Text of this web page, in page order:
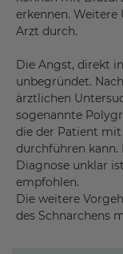
erkennen.
Arzt durch.
Die Angst, direkt
unbegründet.
ärztlichen
sogenannte
die der Patient mit
durchführen kann.
Diagnose unklar
empfohlen.
Die weitere
des Schnarchens